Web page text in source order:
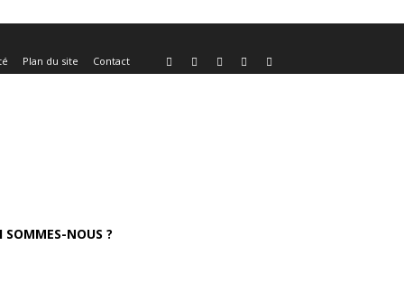
Plan du site Contact
SOMMES-NOUS ?